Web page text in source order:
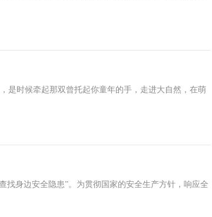
是时候牵起那双曾托起你童年的手，走进大自然，在萌
身边安全隐患”。为贯彻国家的安全生产方针，响应全